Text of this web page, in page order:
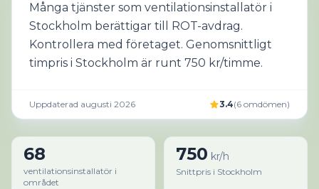
Många tjänster som ventilationsinstallatör i
Stockholm berättigar till ROT-avdrag.
Kontrollera med företaget. Genomsnittligt
timpris i Stockholm är runt 750 kr/timme.
Uppdaterad augusti 2026 3.4(6 omdömen)
68
ventilationsinstallatör i
området
750 kr/h
Snittpris i Stockholm